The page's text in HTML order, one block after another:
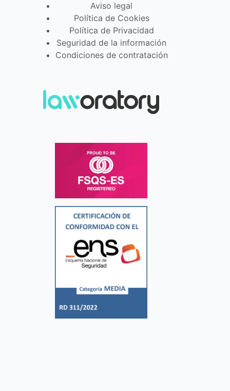
Aviso legal
Política de Cookies
Política de Privacidad
Seguridad de la información
Condiciones de contratación